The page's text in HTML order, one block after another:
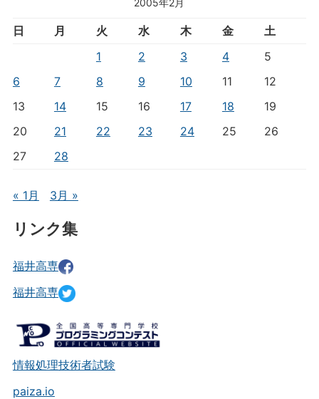
2005年2月
日 月 火 水 木 金
土
1
2 3 4
5
6
7 8 9 10 11
12
13
14 15 16 17 18
19
20
21 22 23 24 25
26
27
28
« 1月 3月 »
リンク集
福井高専
福井高専
情報処理技術者試験
paiza.io